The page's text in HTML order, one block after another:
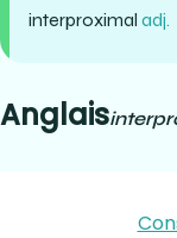
interproximal adj.
Anglais